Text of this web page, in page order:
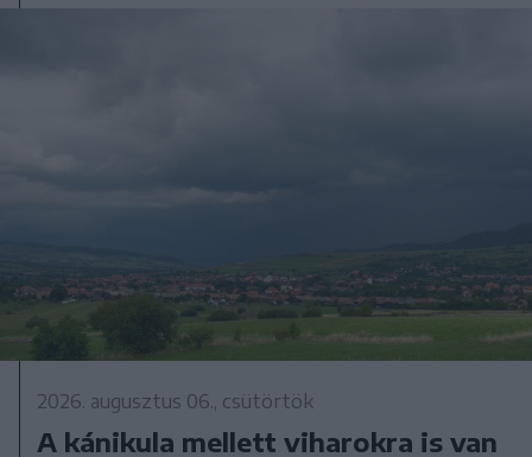
2026. augusztus 06., csütörtök
A kánikula mellett viharokra is van